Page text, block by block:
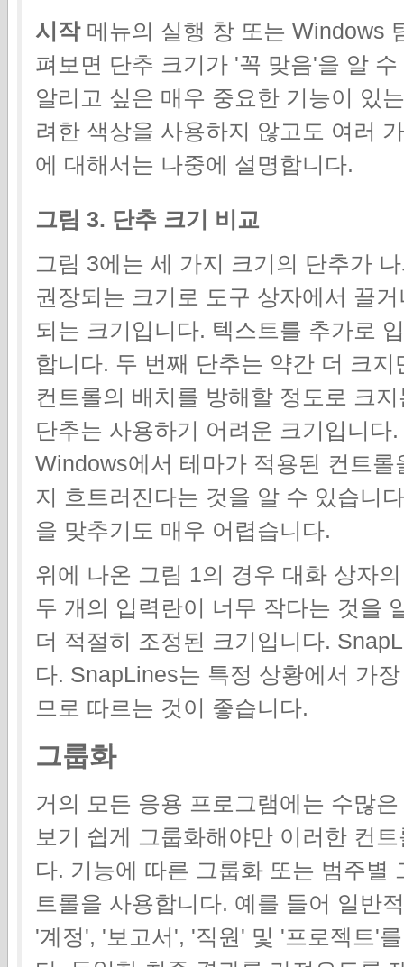
시작메뉴의 실행 창 또는 Windows
펴보면 단추 크기가 '꼭 맞음'을 알
알리고 싶은 매우 중요한 기능이 있
려한 색상을 사용하지 않고도 여러
에 대해서는 나중에 설명합니다.
그림 3. 단추 크기 비교
그림 3에는 세 가지 크기의 단추가
권장되는 크기로 도구 상자에서 끌
되는 크기입니다. 텍스트를 추가로
합니다. 두 번째 단추는 약간 더 크
컨트롤의 배치를 방해할 정도로 크
단추는 사용하기 어려운 크기입니
Windows에서 테마가 적용된 컨트
지 흐트러진다는 것을 알 수 있습니
을 맞추기도 매우 어렵습니다.
위에 나온 그림 1의 경우 대화 상자
두 개의 입력란이 너무 작다는 것을
더 적절히 조정된 크기입니다.
다. SnapLines는 특정 상황에서 가
므로 따르는 것이 좋습니다.
그룹화
거의 모든 응용 프로그램에는 수많
보기 쉽게 그룹화해야만 이러한 컨
다. 기능에 따른 그룹화 또는 범주별
트롤을 사용합니다. 예를 들어 일반
'계정', '보고서', '직원' 및 '프로젝트'